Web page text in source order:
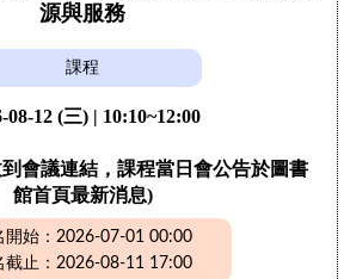
源與服務
課程
08-12 (三) | 10:10~12:00
會議連結，課程當日會公告於圖書
館首頁最新消息)
開始：2026-07-01 00:00
截止：2026-08-11 17:00